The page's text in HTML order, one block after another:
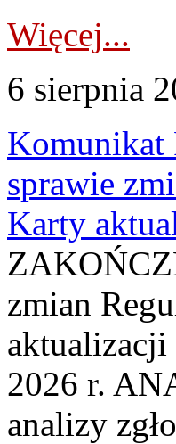
Więcej...
6 sierpnia
Komunikat
sprawie
Karty
zmian
aktualizacji
2026 r.
analizy